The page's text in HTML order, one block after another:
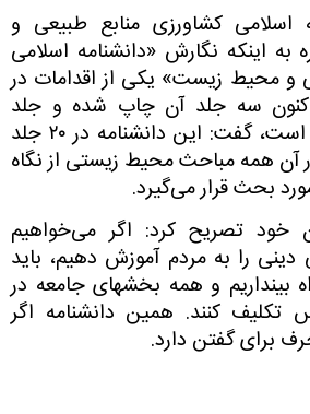
اسلامی کشاورزی منابع طبیعی و
اینکه نگارش «دانشنامه اسلامی
و محیط زیست» یکی از اقدامات در
سه جلد آن چاپ شده و جلد
چهارم نیز آماده چاپ است، گفت: این دانشنامه در ۲۰ جلد
آن همه مباحث محیط زیستی از نگاه
بحث قرار می‌گیرد.
خود تصریح کرد: اگر می‌خواهیم
را به مردم آموزش دهیم، باید
بینداریم و همه بخشهای جامعه در
کنند. همین دانشنامه اگر
برای گفتن دارد.